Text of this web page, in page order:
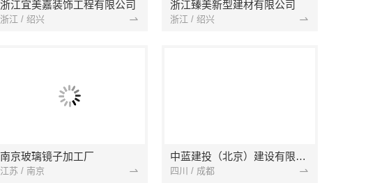
浙江宜美嘉装饰工程有限公司
浙江 / 绍兴
浙江臻美新型建材有限公司
浙江 / 绍兴
南京玻璃镜子加工厂
江苏 / 南京
中蓝建投（北京）建设有限公司四川第一分公司
四川 / 成都